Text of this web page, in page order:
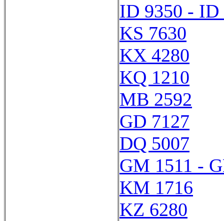
ID 9350 - ID
KS 7630
KX 4280
KQ 1210
MB 2592
GD 7127
DQ 5007
GM 1511 -
KM 1716
KZ 6280